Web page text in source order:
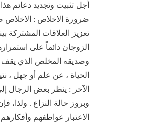
أجل تثبيت وتجديد دعائم
ضرورة الاخلاص : الاخلاص
تعزيز العلاقات المشتركة
الزوجان دائماً على
وصديقه المخلص الذي يقف
الحياة ، عن علم أو جهل ،
الآخر : ينظر بعض الرجال
وبروز حالة النزاع .
الاعتبار عواطفهم